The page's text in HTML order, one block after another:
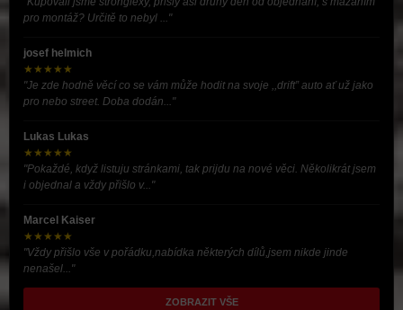
pro montáž? Určitě to nebyl ..."
josef helmich
★★★★★
"Je zde hodně věcí co se vám může hodit na svoje ,,drift” auto ať už jako
pro nebo street. Doba dodán..."
Lukas Lukas
★★★★★
"Pokaždé, když listuju stránkami, tak prijdu na nové věci. Několikrát jsem
i objednal a vždy přišlo v..."
Marcel Kaiser
★★★★★
"Vždy přišlo vše v pořádku,nabídka některých dílů,jsem nikde jinde
nenašel..."
ZOBRAZIT VŠE